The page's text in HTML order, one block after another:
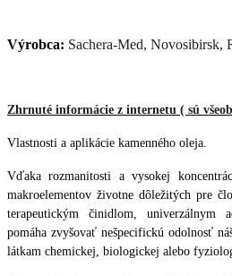
Výrobca: Sachera-Med, Novosibirsk,
Zhrnuté informácie z internetu ( sú
Vlastnosti a aplikácie kamenného oleja.
Vďaka rozmanitosti a vysokej
makroelementov životne dôležitých pre
terapeutickým činidlom, univerzálnym
pomáha zvyšovať nešpecifickú odolnosť
látkam chemickej, biologickej alebo